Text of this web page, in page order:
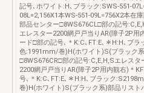
記号､ホワイト:H､ブラック:SWS-551-
08L=2,156X1本WS-551-09L=756X2本在
部品センター□8WS676CL□部の記号
エレスター2200網戸戸当りAR(障子2P用
ード□部の記号､＊K:C､FT:E､＊H:H､ブ
色:1991mm/巻)H(ホワイト)S(ブラック
□8WS676CR□部の記号:C,E,H,Sエレスタ
2200網戸戸当りAR(障子2P用内観右)＊
号､＊K:C､FT:E､＊H:H､ブラック
巻)H(ホワイト)S(ブラック系)部品リス